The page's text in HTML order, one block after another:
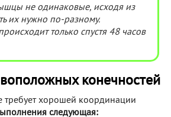
не одинаковые, исходя из
их нужно по-разному.
только спустя 48 часов
конечностей
требует хорошей координации
следующая: